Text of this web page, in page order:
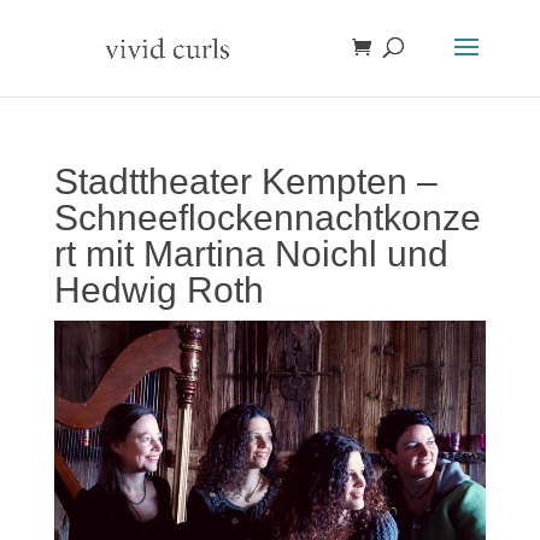
Stadttheater Kempten –
Schneeflockennachtkonze
rt mit Martina Noichl und
Hedwig Roth